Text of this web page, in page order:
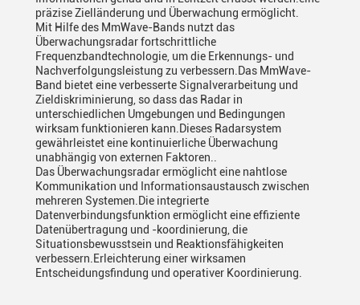
präzise Zielländerung und Überwachung ermöglicht.
Mit Hilfe des MmWave-Bands nutzt das
Überwachungsradar fortschrittliche
Frequenzbandtechnologie, um die Erkennungs- und
Nachverfolgungsleistung zu verbessern.Das MmWave-
Band bietet eine verbesserte Signalverarbeitung und
Zieldiskriminierung, so dass das Radar in
unterschiedlichen Umgebungen und Bedingungen
wirksam funktionieren kann.Dieses Radarsystem
gewährleistet eine kontinuierliche Überwachung
unabhängig von externen Faktoren..
Das Überwachungsradar ermöglicht eine nahtlose
Kommunikation und Informationsaustausch zwischen
mehreren Systemen.Die integrierte
Datenverbindungsfunktion ermöglicht eine effiziente
Datenübertragung und -koordinierung, die
Situationsbewusstsein und Reaktionsfähigkeiten
verbessern.Erleichterung einer wirksamen
Entscheidungsfindung und operativer Koordinierung.